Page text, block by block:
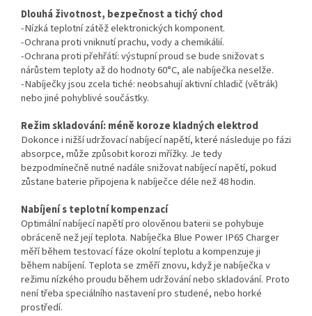
Dlouhá životnost, bezpečnost a tichý chod
-Nízká teplotní zátěž elektronických komponent.
-Ochrana proti vniknutí prachu, vody a chemikálií.
-Ochrana proti přehřátí: výstupní proud se bude snižovat s
nárůstem teploty až do hodnoty 60°C, ale nabíječka neselže.
-Nabíječky jsou zcela tiché: neobsahují aktivní chladič (větrák)
nebo jiné pohyblivé součástky.
Režim skladování: méně koroze kladných elektrod
Dokonce i nižší udržovací nabíjecí napětí, které následuje po fázi
absorpce, může způsobit korozi mřížky. Je tedy
bezpodmínečně nutné nadále snižovat nabíjecí napětí, pokud
zůstane baterie připojena k nabíječce déle než 48 hodin.
Nabíjení s teplotní kompenzací
Optimální nabíjecí napětí pro olověnou baterii se pohybuje
obráceně než její teplota. Nabíječka Blue Power IP65 Charger
měří během testovací fáze okolní teplotu a kompenzuje ji
během nabíjení. Teplota se změří znovu, když je nabíječka v
režimu nízkého proudu během udržování nebo skladování. Proto
není třeba speciálního nastavení pro studené, nebo horké
prostředí.